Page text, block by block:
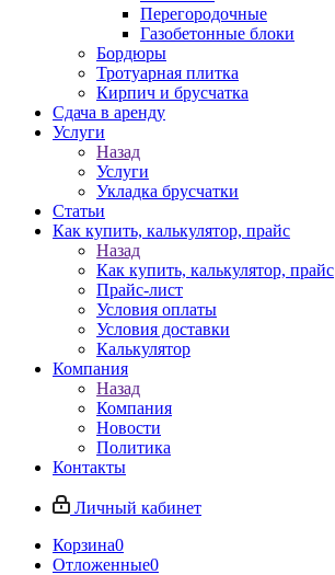
Перегородочные
Газобетонные блоки
Бордюры
Тротуарная плитка
Кирпич и брусчатка
Сдача в аренду
Услуги
Назад
Услуги
Укладка брусчатки
Статьи
Как купить, калькулятор, прайс
Назад
Как купить, калькулятор, прайс
Прайс-лист
Условия оплаты
Условия доставки
Калькулятор
Компания
Назад
Компания
Новости
Политика
Контакты
Личный кабинет
Корзина0
Отложенные0